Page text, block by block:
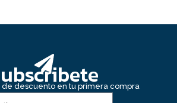
de descuento en tu primera compra